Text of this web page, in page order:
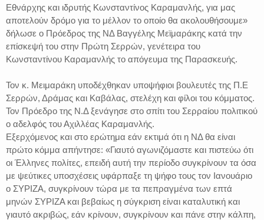
Εθνάρχης και ιδρυτής Κωνσταντίνος Καραμανλής, για μας
αποτελούν δρόμο για το μέλλον το οποίο θα ακολουθήσουμε»
δήλωσε ο Πρόεδρος της ΝΔ Βαγγέλης Μεϊμαράκης κατά την
επίσκεψή του στην Πρώτη Σερρών, γενέτειρα του
Κωνσταντίνου Καραμανλής το απόγευμα της Παρασκευής.
Τον κ. Μειμαράκη υποδέχθηκαν υποψήφιοι βουλευτές της Π.Ε
Σερρών, Δράμας και Καβάλας, στελέχη και φίλοι του κόμματος.
Τον Πρόεδρο της Ν.Δ ξενάγησε στο σπίτι του Σερραίου πολιτικού
ο αδελφός του Αχιλλέας Καραμανλής.
Εξερχόμενος και στο ερώτημα εάν εκτιμά ότι η ΝΔ θα είναι
πρώτο κόμμα απήντησε: «Γιαυτό αγωνιζόμαστε και πιστεύω ότι
οι Έλληνες πολίτες, επειδή αυτή την περίοδο συγκρίνουν τα όσα
με ψεύτικες υποσχέσεις υφάρπαξε τη ψήφο τους τον Ιανουάριο
ο ΣΥΡΙΖΑ, συγκρίνουν τώρα με τα πεπραγμένα των επτά
μηνών ΣΥΡΙΖΑ και βεβαίως η σύγκριση είναι καταλυτική και
γιαυτό ακριβώς, εάν κρίνουν, συγκρίνουν και πάνε στην κάλπη,